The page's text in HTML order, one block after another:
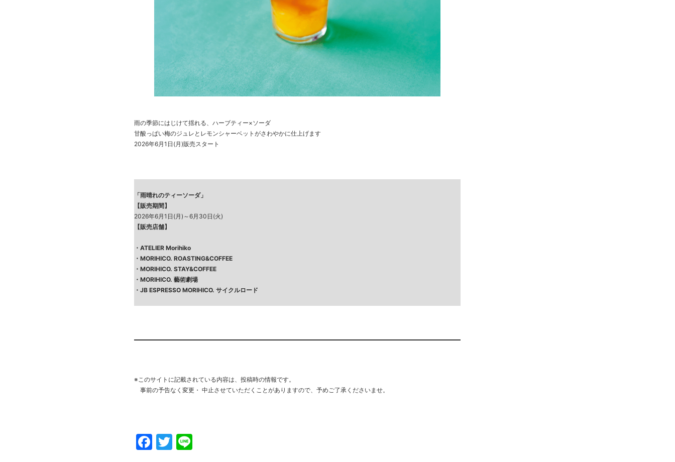
雨の季節にはじけて揺れる、ハーブティー×ソーダ
甘酸っぱい梅のジュレとレモンシャーベットがさわやかに仕上げます
2026年6月1日(月)販売スタート
「雨晴れのティーソーダ」
【販売期間】
2026年6月1日(月)～6月30日(火)
【販売店舗】
・ ATELIER Morihiko
・ MORIHICO. ROASTING&COFFEE
・ MORIHICO. STAY&COFFEE
・ MORIHICO. 藝術劇場
・ JB ESPRESSO MORIHICO. サイクルロード
※このサイトに記載されている内容は、投稿時の情報です。
事前の予告なく変更・ 中止させていただくことがありますので、 予めご了承くださいませ。
Facebook
Twitter